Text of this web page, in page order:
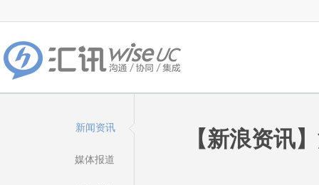
新闻资讯
媒体报道
【新浪资讯